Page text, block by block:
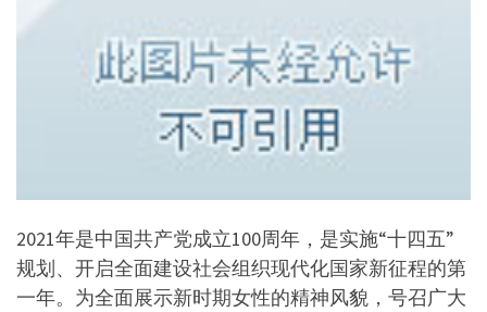
2021年是中国共产党成立100周年，是实施“十四五”
规划、开启全面建设社会组织现代化国家新征程的第
一年。为全面展示新时期女性的精神风貌，号召广大